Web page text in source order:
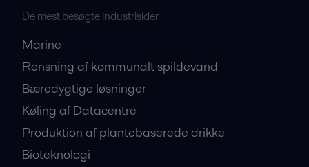
De mest besøgte industrisider
Marine
Rensning af kommunalt spildevand
Bæredygtige løsninger
Køling af Datacentre
Produktion af plantebaserede drikke
Bioteknologi